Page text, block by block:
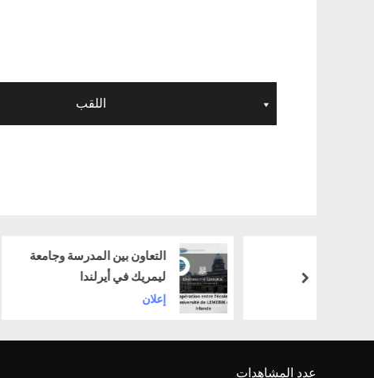
اللقب
التعاون بين المدرسة وجامعة
ليمريك في أيرلندا
إعلان
next
عدد المشاهدات